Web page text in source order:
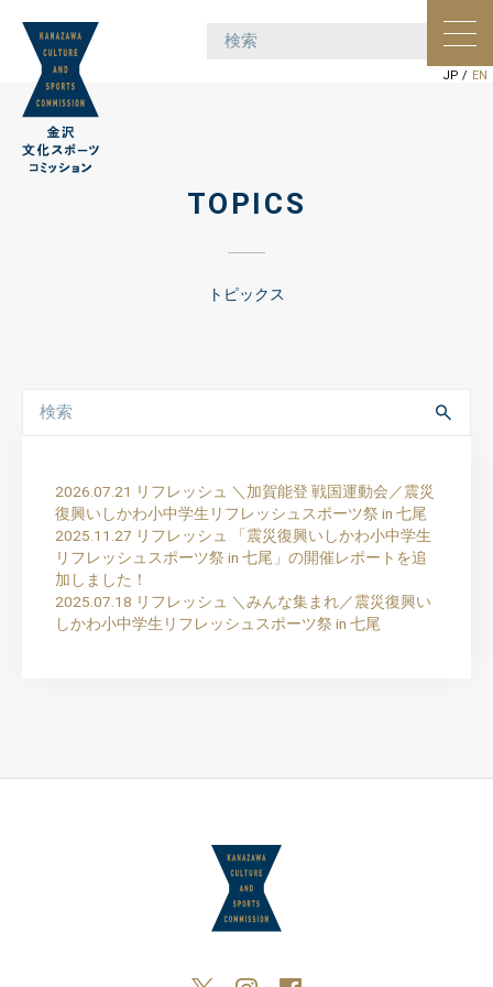
JP / EN
TOPICS
トピックス
2026.07.21 リフレッシュ ＼加賀能登 戦国運動会／震災
復興いしかわ小中学生リフレッシュスポーツ祭 in 七尾
2025.11.27 リフレッシュ
「震災復興いしかわ小中学生
リフレッシュスポーツ祭 in 七尾」の開催レポートを追
加しました！
2025.07.18 リフレッシュ ＼みんな集まれ／震災復興い
しかわ小中学生リフレッシュスポーツ祭 in 七尾